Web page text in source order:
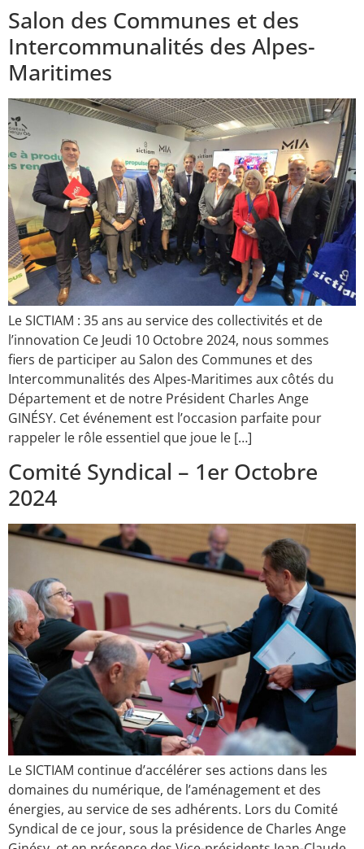
Salon des Communes et des
Intercommunalités des Alpes-
Maritimes
Le SICTIAM : 35 ans au service des collectivités et de
l’innovation Ce Jeudi 10 Octobre 2024, nous sommes
fiers de participer au Salon des Communes et des
Intercommunalités des Alpes-Maritimes aux côtés du
Département et de notre Président Charles Ange
GINÉSY. Cet événement est l’occasion parfaite pour
rappeler le rôle essentiel que joue le […]
Comité Syndical – 1er Octobre
2024
Le SICTIAM continue d’accélérer ses actions dans les
domaines du numérique, de l’aménagement et des
énergies, au service de ses adhérents. Lors du Comité
Syndical de ce jour, sous la présidence de Charles Ange